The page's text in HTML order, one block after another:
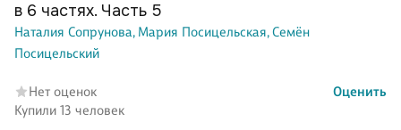
в 6 частях. Часть 5
Наталия Сопрунова, Мария Посицельская,Семён
Посицельский
Нет оценок
Оценить
Купили 13 человек